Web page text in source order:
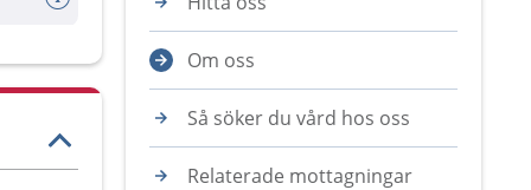
Om oss
Så söker du vård hos oss
Relaterade mottagningar